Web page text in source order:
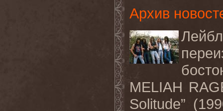
Архив
MELIAH
Solitude”